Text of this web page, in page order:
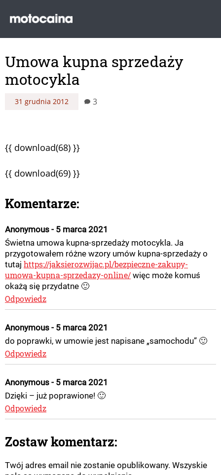
Umowa kupna sprzedaży
motocykla
31 grudnia 2012 3
{{ download(68) }}
{{ download(69) }}
Komentarze:
Anonymous - 5 marca 2021
Świetna umowa kupna-sprzedaży motocykla. Ja
przygotowałem różne wzory umów kupna-sprzedaży o
tutaj https://jaksierozwijac.pl/bezpieczne-zakupy-
umowa-kupna-sprzedazy-online/ więc może komuś
okażą się przydatne 🙂
Odpowiedz
Anonymous - 5 marca 2021
do poprawki, w umowie jest napisane „samochodu” 🙂
Odpowiedz
Anonymous - 5 marca 2021
Dzięki – już poprawione! 🙂
Odpowiedz
Zostaw komentarz:
Twój adres email nie zostanie opublikowany. Wszyskie